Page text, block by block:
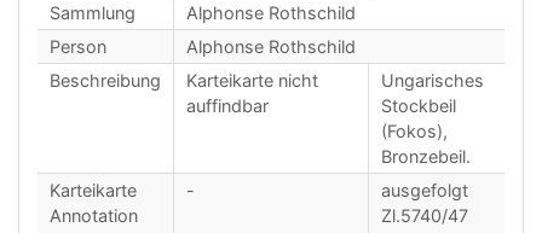
Sammlung
Alphonse Rothschild
Person
Alphonse Rothschild
Beschreibung
Karteikarte nicht
auffindbar
Ungarisches
Stockbeil
(Fokos),
Bronzebeil.
Karteikarte
Annotation
-
ausgefolgt
Zl.5740/47